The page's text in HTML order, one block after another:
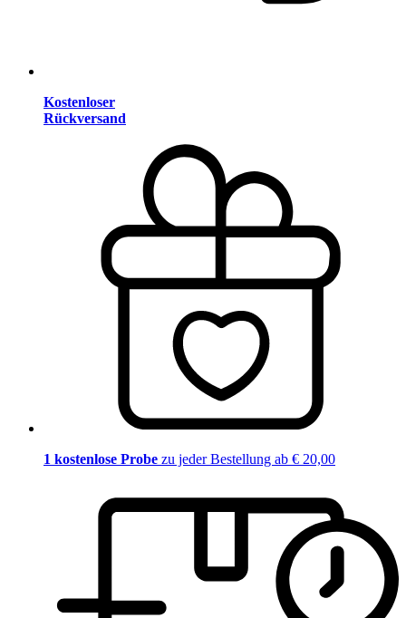
Kostenloser
Rückversand
1 kostenlose Probe zu jeder Bestellung ab € 20,00